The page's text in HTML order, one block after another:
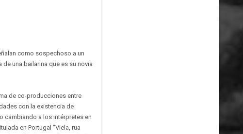
como sospechoso a un
una bailarina que es su novia
de co-producciones entre
con la existencia de
cambiando a los intérpretes en
en Portugal "Viela, rua